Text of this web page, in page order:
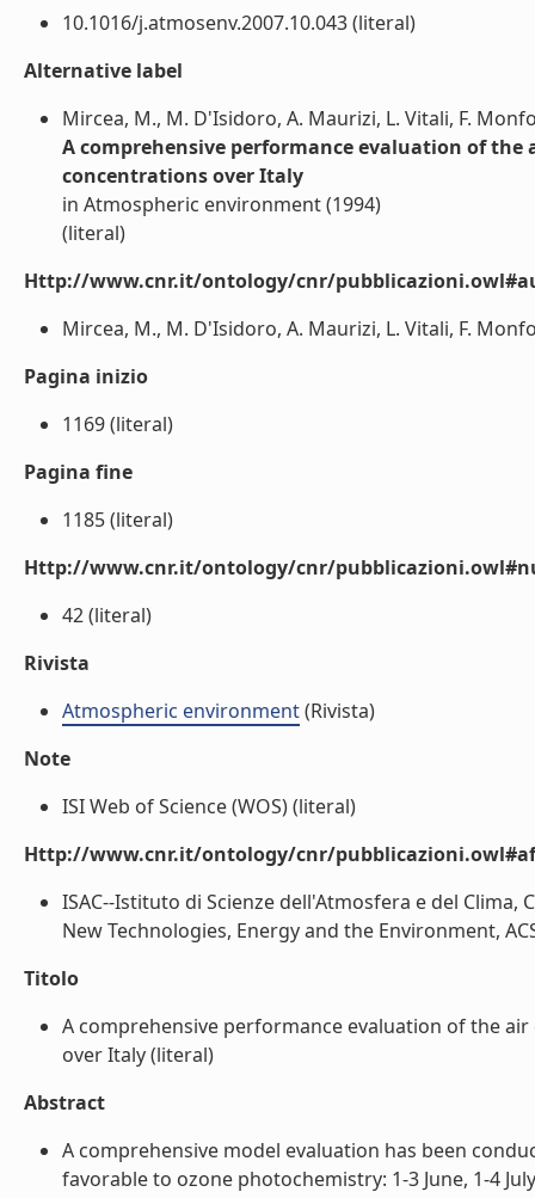
10.1016/j.atmosenv.2007.10.043 (literal)
Alternative label
Mircea, M., M. D'Isidoro, A. Maurizi, L. Vitali, F.
A comprehensive performance evaluation of the
concentrations over Italy
in Atmospheric environment (1994)
(literal)
Http://www.cnr.it/ontology/cnr/
Mircea, M., M. D'Isidoro, A. Maurizi, L. Vitali, F.
Pagina inizio
1169 (literal)
Pagina fine
1185 (literal)
Http://www.cnr.it/ontology/cnr/
42 (literal)
Rivista
Atmospheric environment(Rivista)
Note
ISI Web of Science (WOS) (literal)
Http://www.cnr.it/ontology/cnr/
ISAC--Istituto di Scienze dell'Atmosfera e del Clima,
New Technologies, Energy and the Environment,
Titolo
A comprehensive performance evaluation of the
over Italy (literal)
Abstract
A comprehensive model evaluation has been
favorable to ozone photochemistry: 1-3 June, 1-4